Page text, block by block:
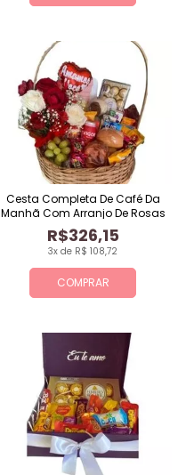
COMPRAR
3x de R$ 108,72
R$326,15
Cesta Completa De Café Da
Manhã Com Arranjo De Rosas